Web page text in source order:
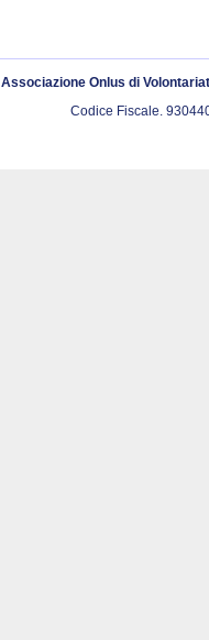
Associazione Onlus di
Codice Fiscale.